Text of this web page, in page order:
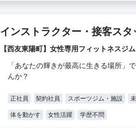
インストラクター・接客スタ
【西友東陽町】女性専用フィットネスジ
「あなたの輝きが最高に生きる場所」
んか？
正社員 契約社員 スポーツジム・施設
体を動かす 女性活躍 学歴不問